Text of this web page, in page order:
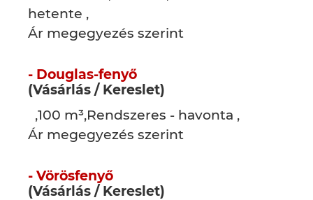
hetente ,
Ár megegyezés szerint
- Douglas-fenyő
(Vásárlás / Kereslet)
,100 m³,Rendszeres - havonta ,
Ár megegyezés szerint
- Vörösfenyő
(Vásárlás / Kereslet)